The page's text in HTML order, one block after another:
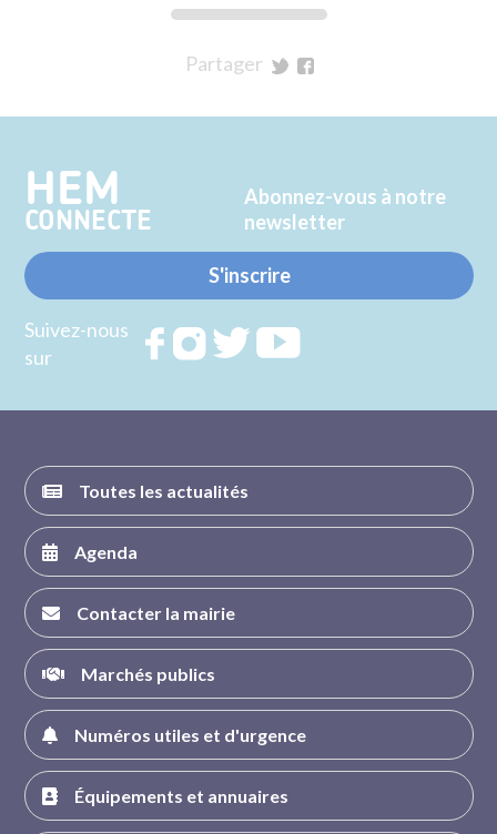
Partager
Twitter
Facebook
HEM
CONNECTE
Abonnez-vous à notre
newsletter
S'inscrire
Suivez-nous
sur
RejoignezRejoignezRejoignez
Toutes les actualités
Agenda
Contacter la mairie
Marchés publics
Numéros utiles et d'urgence
Équipements et annuaires